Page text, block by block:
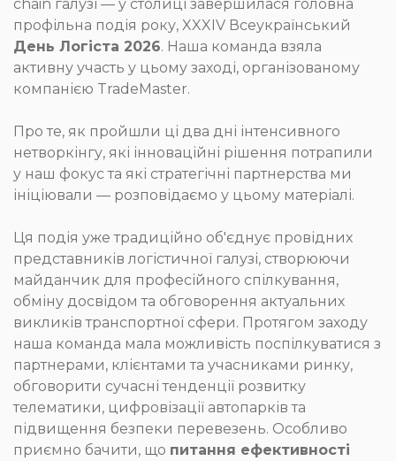
chain галузі — у столиці завершилася головна
профільна подія року, XXXIV Всеукраїнський
День Логіста 2026. Наша команда взяла
активну участь у цьому заході, організованому
компанією TradeMaster.
Про те, як пройшли ці два дні інтенсивного
нетворкінгу, які інноваційні рішення потрапили
у наш фокус та які стратегічні партнерства ми
ініціювали — розповідаємо у цьому матеріалі.
Ця подія уже традиційно об'єднує провідних
представників логістичної галузі, створюючи
майданчик для професійного спілкування,
обміну досвідом та обговорення актуальних
викликів транспортної сфери. Протягом заходу
наша команда мала можливість поспілкуватися з
партнерами, клієнтами та учасниками ринку,
обговорити сучасні тенденції розвитку
телематики, цифровізації автопарків та
підвищення безпеки перевезень. Особливо
приємно бачити, що питання ефективності